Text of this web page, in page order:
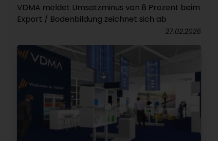
VDMA meldet Umsatzminus von 8 Prozent beim
Export / Bodenbildung zeichnet sich ab
27.02.2026